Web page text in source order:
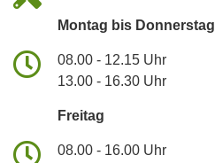
Montag bis Donnerstag
08.00 - 12.15 Uhr
13.00 - 16.30 Uhr
Freitag
08.00 - 16.00 Uhr